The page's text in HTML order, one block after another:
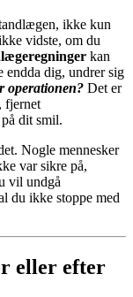
ikke kun
vidste, om du
kan
endda dig, undrer sig
operationen? Det er
fjernet
dit smil.
Nogle mennesker
var sikre på,
vil undgå
du ikke stoppe med
eller efter